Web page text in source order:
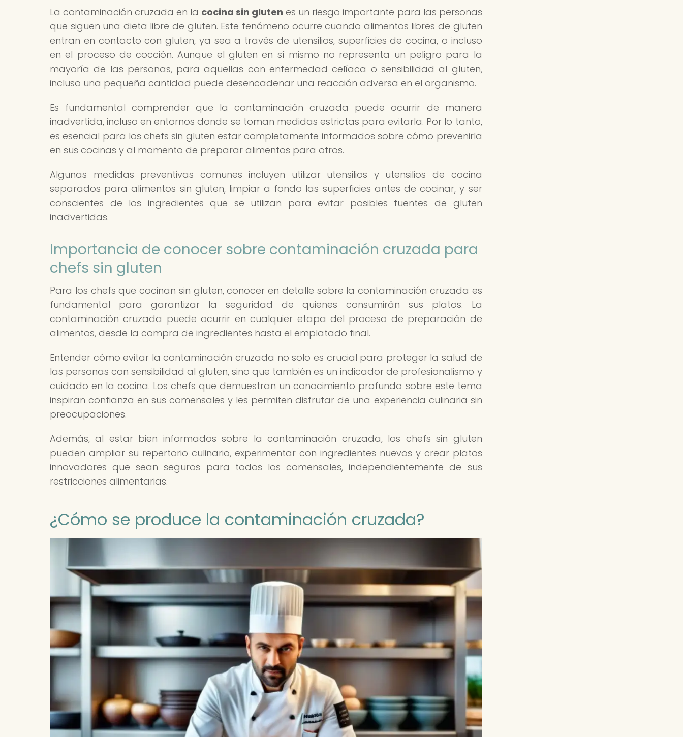
La contaminación cruzada en la cocina sin gluten es un riesgo importante para las personas
que siguen una dieta libre de gluten. Este fenómeno ocurre cuando alimentos libres de gluten
entran en contacto con gluten, ya sea a través de utensilios, superficies de cocina, o incluso
en el proceso de cocción. Aunque el gluten en sí mismo no representa un peligro para la
mayoría de las personas, para aquellas con enfermedad celíaca o sensibilidad al gluten,
incluso una pequeña cantidad puede desencadenar una reacción adversa en el organismo.
Es fundamental comprender que la contaminación cruzada puede ocurrir de manera
inadvertida, incluso en entornos donde se toman medidas estrictas para evitarla. Por lo tanto,
es esencial para los chefs sin gluten estar completamente informados sobre cómo prevenirla
en sus cocinas y al momento de preparar alimentos para otros.
Algunas medidas preventivas comunes incluyen utilizar utensilios y utensilios de cocina
separados para alimentos sin gluten, limpiar a fondo las superficies antes de cocinar, y ser
conscientes de los ingredientes que se utilizan para evitar posibles fuentes de gluten
inadvertidas.
Importancia de conocer sobre contaminación cruzada para
chefs sin gluten
Para los chefs que cocinan sin gluten, conocer en detalle sobre la contaminación cruzada es
fundamental para garantizar la seguridad de quienes consumirán sus platos. La
contaminación cruzada puede ocurrir en cualquier etapa del proceso de preparación de
alimentos, desde la compra de ingredientes hasta el emplatado final.
Entender cómo evitar la contaminación cruzada no solo es crucial para proteger la salud de
las personas con sensibilidad al gluten, sino que también es un indicador de profesionalismo y
cuidado en la cocina. Los chefs que demuestran un conocimiento profundo sobre este tema
inspiran confianza en sus comensales y les permiten disfrutar de una experiencia culinaria sin
preocupaciones.
Además, al estar bien informados sobre la contaminación cruzada, los chefs sin gluten
pueden ampliar su repertorio culinario, experimentar con ingredientes nuevos y crear platos
innovadores que sean seguros para todos los comensales, independientemente de sus
restricciones alimentarias.
¿Cómo se produce la contaminación cruzada?